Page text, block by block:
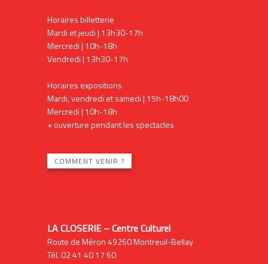
Horaires billetterie
Mardi et jeudi | 13h30-17h
Mercredi | 10h-18h
Vendredi | 13h30-17h
Horaires expositions
Mardi, vendredi et samedi | 15h-18h00
Mercredi | 10h-18h
+ ouverture pendant les spectacles
COMMENT VENIR ?
LA CLOSERIE – Centre Culturel
Route de Méron 49260 Montreuil-Bellay
Tél. 02 41 40 17 60